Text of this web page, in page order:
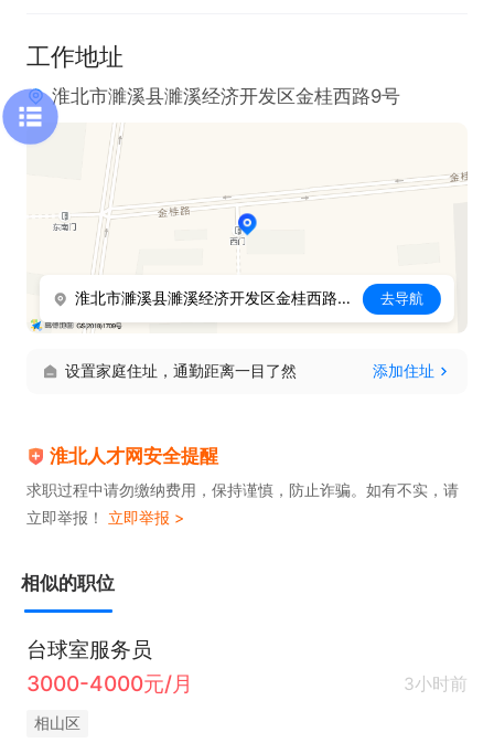
工作地址
淮北市濉溪县濉溪经济开发区金桂西路9号
淮北市濉溪县濉溪经济开发区金桂西路9号 去导航
设置家庭住址，通勤距离一目了然 添加住址
淮北人才网安全提醒
求职过程中请勿缴纳费用，保持谨慎，防止诈骗。如有不实，请
立即举报！ 立即举报 >
相似的职位
台球室服务员
3000-4000元/月
3小时前
相山区